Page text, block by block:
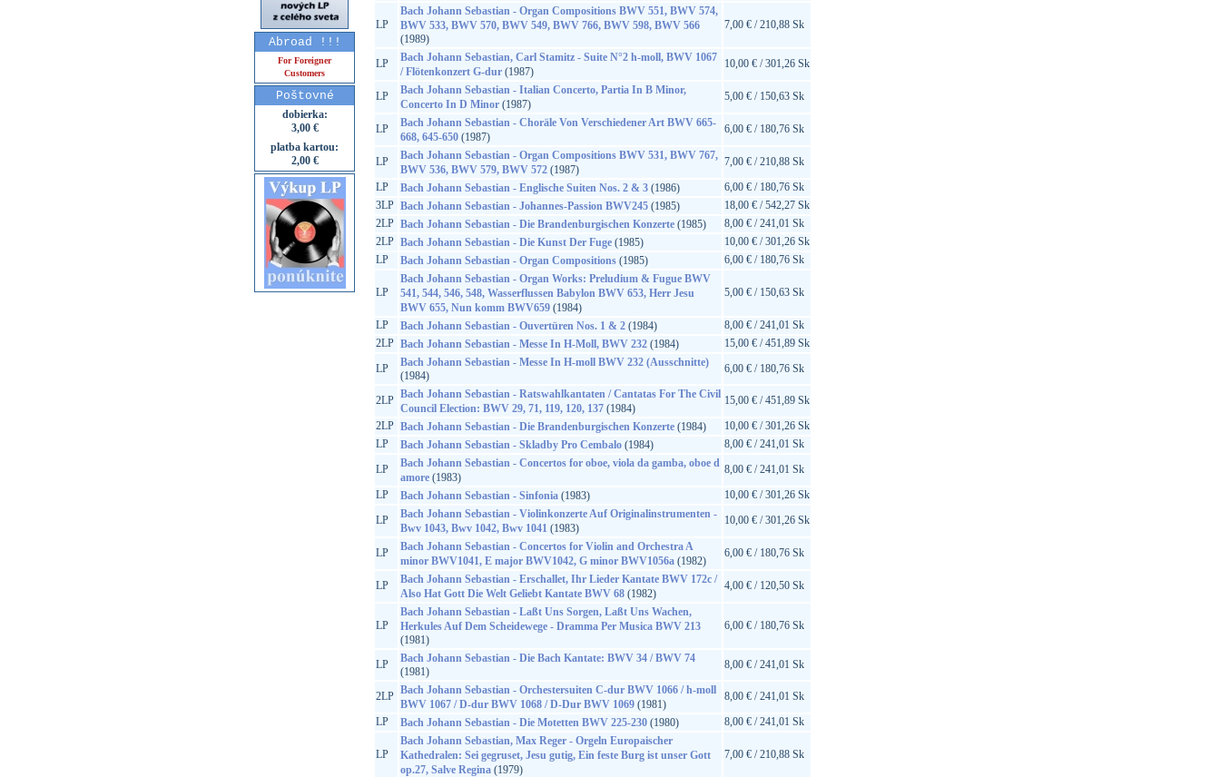
Abroad !!!
For Foreigner
Customers
Poštovné
dobierka:
3,00 €
platba kartou:
2,00 €
LP
Bach Johann Sebastian - Organ Compositions BWV 551, BWV 574,
BWV 533, BWV 570, BWV 549, BWV 766, BWV 598, BWV 566
(1989)
7,00 € / 210,88 Sk
LP
Bach Johann Sebastian, Carl Stamitz - Suite N°2 h-moll, BWV 1067
/ Flötenkonzert G-dur(1987)
10,00 € / 301,26 Sk
LP
Bach Johann Sebastian - Italian Concerto, Partia In B Minor,
Concerto In D Minor(1987)
5,00 € / 150,63 Sk
LP
Bach Johann Sebastian - Choräle Von Verschiedener Art BWV 665-
668, 645-650(1987)
6,00 € / 180,76 Sk
LP
Bach Johann Sebastian - Organ Compositions BWV 531, BWV 767,
BWV 536, BWV 579, BWV 572(1987)
7,00 € / 210,88 Sk
LP
Bach Johann Sebastian - Englische Suiten Nos. 2 & 3(1986)
6,00 € / 180,76 Sk
3LP Bach Johann Sebastian - Johannes-Passion BWV245(1985)
18,00 € / 542,27 Sk
2LP Bach Johann Sebastian - Die Brandenburgischen Konzerte(1985)
8,00 € / 241,01 Sk
2LP Bach Johann Sebastian - Die Kunst Der Fuge(1985)
10,00 € / 301,26 Sk
LP
Bach Johann Sebastian - Organ Compositions(1985) 6,00 € / 180,76 Sk
LP
Bach Johann Sebastian - Organ Works: Preludium & Fugue BWV
541, 544, 546, 548, Wasserflussen Babylon BWV 653, Herr Jesu
BWV 655, Nun komm BWV659(1984)
5,00 € / 150,63 Sk
LP Bach Johann Sebastian - Ouvertüren Nos. 1 & 2(1984)
8,00 € / 241,01 Sk
2LP Bach Johann Sebastian - Messe In H-Moll, BWV 232(1984)
15,00 € / 451,89 Sk
LP
Bach Johann Sebastian - Messe In H-moll BWV 232 (Ausschnitte)
(1984)
6,00 € / 180,76 Sk
2LP Bach Johann Sebastian - Ratswahlkantaten / Cantatas For The Civil
Council Election: BWV 29, 71, 119, 120, 137(1984)
15,00 € / 451,89 Sk
2LP Bach Johann Sebastian - Die Brandenburgischen Konzerte(1984)
10,00 € / 301,26 Sk
LP
Bach Johann Sebastian - Skladby Pro Cembalo(1984)
8,00 € / 241,01 Sk
LP
Bach Johann Sebastian - Concertos for oboe, viola da gamba, oboe d
amore(1983)
8,00 € / 241,01 Sk
LP
Bach Johann Sebastian - Sinfonia(1983)
10,00 € / 301,26 Sk
LP
Bach Johann Sebastian - Violinkonzerte Auf Originalinstrumenten -
Bwv 1043, Bwv 1042, Bwv 1041(1983)
10,00 € / 301,26 Sk
LP
Bach Johann Sebastian - Concertos for Violin and Orchestra A
minor BWV1041, E major BWV1042, G minor BWV1056a(1982)
6,00 € / 180,76 Sk
LP
Bach Johann Sebastian - Erschallet, Ihr Lieder Kantate BWV 172c /
Also Hat Gott Die Welt Geliebt Kantate BWV 68(1982)
4,00 € / 120,50 Sk
LP
Bach Johann Sebastian - Laßt Uns Sorgen, Laßt Uns Wachen,
Herkules Auf Dem Scheidewege - Dramma Per Musica BWV 213
(1981)
6,00 € / 180,76 Sk
LP
Bach Johann Sebastian - Die Bach Kantate: BWV 34 / BWV 74
(1981)
8,00 € / 241,01 Sk
2LP Bach Johann Sebastian - Orchestersuiten C-dur BWV 1066 / h-moll
BWV 1067 / D-dur BWV 1068 / D-Dur BWV 1069(1981)
8,00 € / 241,01 Sk
LP
Bach Johann Sebastian - Die Motetten BWV 225-230(1980) 8,00 € / 241,01 Sk
LP
Bach Johann Sebastian, Max Reger - Orgeln Europaischer
Kathedralen: Sei gegruset, Jesu gutig, Ein feste Burg ist unser Gott
op.27, Salve Regina(1979)
7,00 € / 210,88 Sk